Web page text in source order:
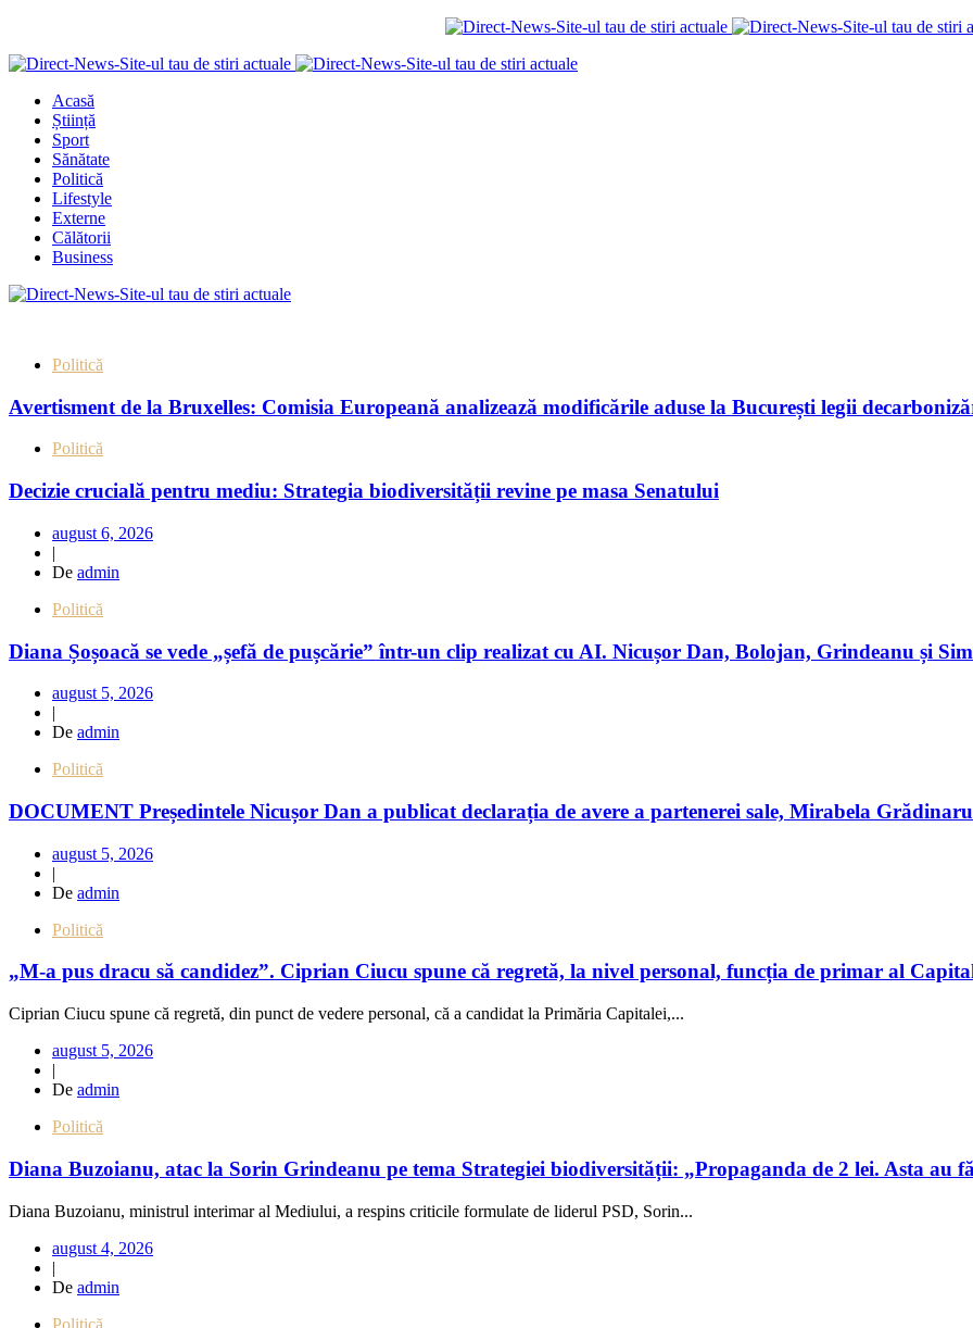
Acasă
Știință
Sport
Sănătate
Politică
Lifestyle
Externe
Călătorii
Business
Politică
Avertisment de la Bruxelles: Comisia Europeană analizează modificările aduse la București legii
Politică
Decizie crucială pentru mediu: Strategia biodiversității revine pe masa Senatului
august 6, 2026
|
De admin
Politică
Diana Șoșoacă se vede „șefă de pușcărie” într-un clip realizat cu AI. Nicușor Dan, Bolojan, Grindeanu și
august 5, 2026
|
De admin
Politică
DOCUMENT Președintele Nicușor Dan a publicat declarația de avere a partenerei sale, Mirabela Grădinaru
august 5, 2026
|
De admin
Politică
„M-a pus dracu să candidez”. Ciprian Ciucu spune că regretă, la nivel personal, funcția de primar al
Ciprian Ciucu spune că regretă, din punct de vedere personal, că a candidat la Primăria Capitalei,...
august 5, 2026
|
De admin
Politică
Diana Buzoianu, atac la Sorin Grindeanu pe tema Strategiei biodiversității: „Propaganda de 2 lei. Asta au
Diana Buzoianu, ministrul interimar al Mediului, a respins criticile formulate de liderul PSD, Sorin...
august 4, 2026
|
De admin
Politică